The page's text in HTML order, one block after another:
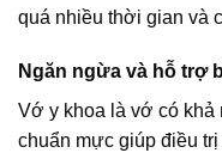
quá nhiều thời gian và
Ngăn ngừa và hỗ trợ
Vớ y khoa là vớ có khả
chuẩn mực giúp điều